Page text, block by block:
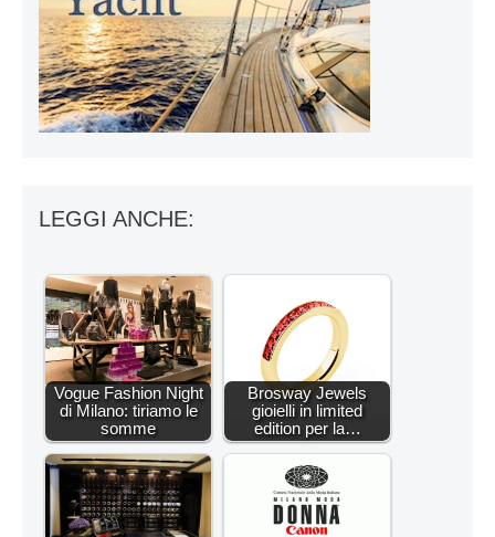
LEGGI ANCHE:
Vogue Fashion Night
di Milano: tiriamo le
somme
Brosway Jewels
gioielli in limited
edition per la…